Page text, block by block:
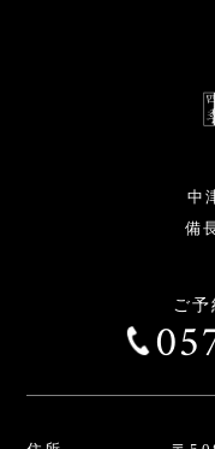
中
備
ご